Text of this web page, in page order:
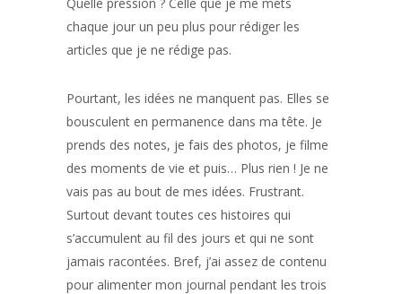
chaque jour un peu plus pour rédiger les
articles que je ne rédige pas.
Pourtant, les idées ne manquent pas. Elles se
bousculent en permanence dans ma tête. Je
prends des notes, je fais des photos, je filme
des moments de vie et puis… Plus rien ! Je ne
vais pas au bout de mes idées. Frustrant.
Surtout devant toutes ces histoires qui
s’accumulent au fil des jours et qui ne sont
jamais racontées. Bref, j’ai assez de contenu
pour alimenter mon journal pendant les trois